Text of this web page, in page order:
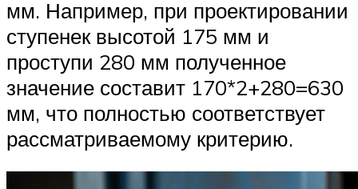
мм. Например, при проектировании
ступенек высотой 175 мм и
проступи 280 мм полученное
значение составит 170*2+280=630
мм, что полностью соответствует
рассматриваемому критерию.